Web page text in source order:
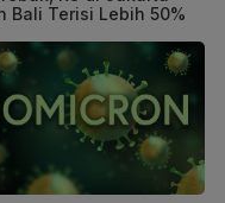
Bali Terisi Lebih 50%